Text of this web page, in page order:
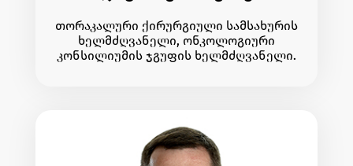
თორაკალური ქირურგიული სამსახურის
ხელმძღვანელი, ონკოლოგიური
კონსილიუმის ჯგუფის ხელმძღვანელი.